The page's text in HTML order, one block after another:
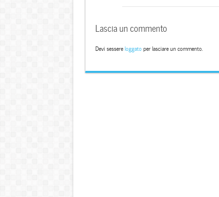
Lascia un commento
Devi sessereloggatoper lasciare un commento.